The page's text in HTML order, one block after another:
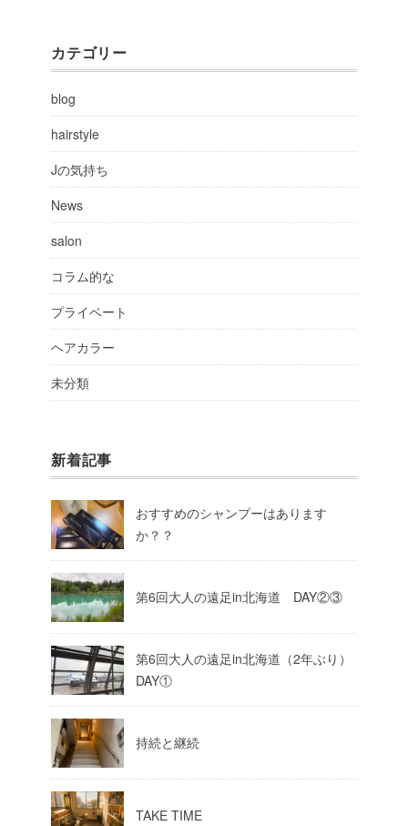
カテゴリー
blog
hairstyle
Jの気持ち
News
salon
コラム的な
プライベート
ヘアカラー
未分類
新着記事
おすすめのシャンプーはあります
か？？
第6回大人の遠足in北海道 DAY②③
第6回大人の遠足in北海道（2年ぶり）
DAY①
持続と継続
TAKE TIME